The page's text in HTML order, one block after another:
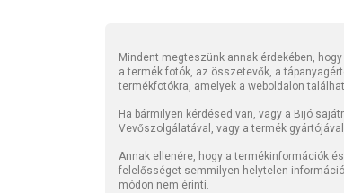
Mindent megteszünk annak érdekében,
a termék fotók, az összetevők, a
termékfotókra, amelyek a weboldalon
Ha bármilyen kérdésed van, vagy a Bijó
Vevőszolgálatával, vagy a termék
Annak ellenére, hogy a termékinformációk
felelősséget semmilyen helytelen
módon nem érinti.